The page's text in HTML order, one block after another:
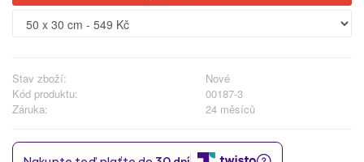
Stav zboží:
Nové
Kód produktu:
00187-3
Záruka:
24 měsíců